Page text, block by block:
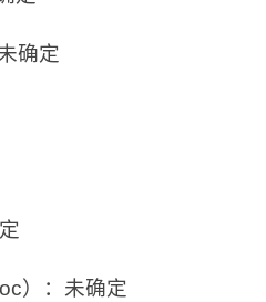
确定
）：未确定